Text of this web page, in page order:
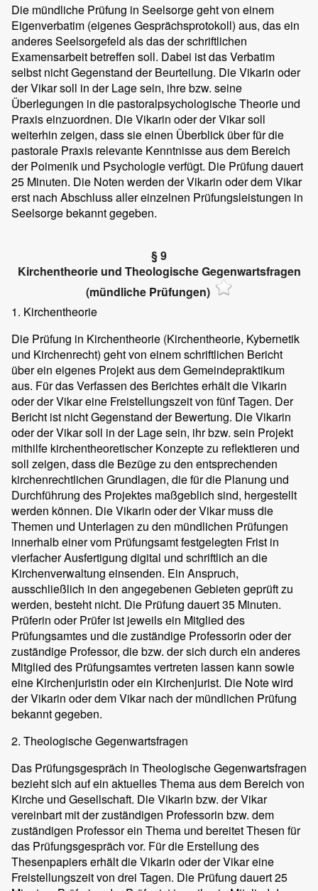
Die mündliche Prüfung in Seelsorge geht von einem
Eigenverbatim (eigenes Gesprächsprotokoll) aus, das ein
anderes Seelsorgefeld als das der schriftlichen
Examensarbeit betreffen soll. Dabei ist das Verbatim
selbst nicht Gegenstand der Beurteilung. Die Vikarin oder
der Vikar soll in der Lage sein, ihre bzw. seine
Überlegungen in die pastoralpsychologische Theorie und
Praxis einzuordnen. Die Vikarin oder der Vikar soll
weiterhin zeigen, dass sie einen Überblick über für die
pastorale Praxis relevante Kenntnisse aus dem Bereich
der Poimenik und Psychologie verfügt. Die Prüfung dauert
25 Minuten. Die Noten werden der Vikarin oder dem Vikar
erst nach Abschluss aller einzelnen Prüfungsleistungen in
Seelsorge bekannt gegeben.
§ 9
Kirchentheorie und Theologische Gegenwartsfragen
(mündliche Prüfungen)
1. Kirchentheorie
Die Prüfung in Kirchentheorie (Kirchentheorie, Kybernetik
und Kirchenrecht) geht von einem schriftlichen Bericht
über ein eigenes Projekt aus dem Gemeindepraktikum
aus. Für das Verfassen des Berichtes erhält die Vikarin
oder der Vikar eine Freistellungszeit von fünf Tagen. Der
Bericht ist nicht Gegenstand der Bewertung. Die Vikarin
oder der Vikar soll in der Lage sein, ihr bzw. sein Projekt
mithilfe kirchentheoretischer Konzepte zu reflektieren und
soll zeigen, dass die Bezüge zu den entsprechenden
kirchenrechtlichen Grundlagen, die für die Planung und
Durchführung des Projektes maßgeblich sind, hergestellt
werden können. Die Vikarin oder der Vikar muss die
Themen und Unterlagen zu den mündlichen Prüfungen
innerhalb einer vom Prüfungsamt festgelegten Frist in
vierfacher Ausfertigung digital und schriftlich an die
Kirchenverwaltung einsenden. Ein Anspruch,
ausschließlich in den angegebenen Gebieten geprüft zu
werden, besteht nicht. Die Prüfung dauert 35 Minuten.
Prüferin oder Prüfer ist jeweils ein Mitglied des
Prüfungsamtes und die zuständige Professorin oder der
zuständige Professor, die bzw. der sich durch ein anderes
Mitglied des Prüfungsamtes vertreten lassen kann sowie
eine Kirchenjuristin oder ein Kirchenjurist. Die Note wird
der Vikarin oder dem Vikar nach der mündlichen Prüfung
bekannt gegeben.
2. Theologische Gegenwartsfragen
Das Prüfungsgespräch in Theologische Gegenwartsfragen
bezieht sich auf ein aktuelles Thema aus dem Bereich von
Kirche und Gesellschaft. Die Vikarin bzw. der Vikar
vereinbart mit der zuständigen Professorin bzw. dem
zuständigen Professor ein Thema und bereitet Thesen für
das Prüfungsgespräch vor. Für die Erstellung des
Thesenpapiers erhält die Vikarin oder der Vikar eine
Freistellungszeit von drei Tagen. Die Prüfung dauert 25